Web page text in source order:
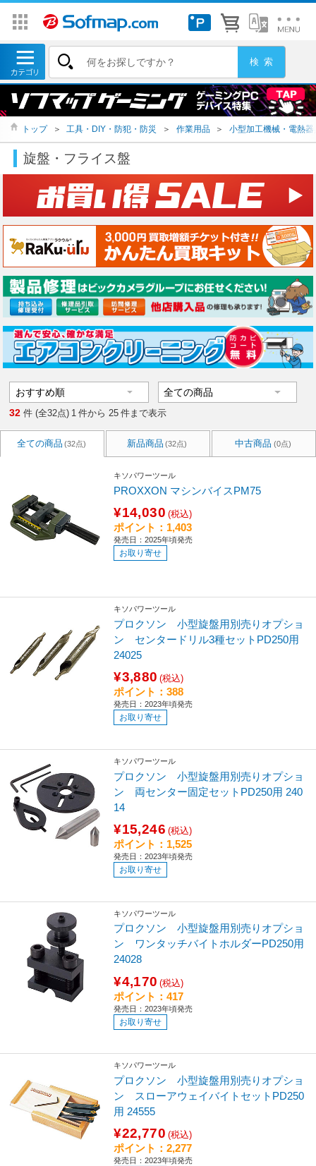
トップ ＞ 工具・DIY・防犯・防災 ＞ 作業用品 ＞ 小型加工機械・電熱器
旋盤・フライス盤
32 件 (全32点) 1 件から 25 件まで表示
全ての商品 (32点) 新品商品 (32点) 中古商品 (0点)
キソパワーツール
PROXXON マシンバイスPM75
¥14,030 (税込)
ポイント：1,403
発売日：2025年頃発売
お取り寄せ
キソパワーツール
プロクソン 小型旋盤用別売りオプショ
ン センタードリル3種セットPD250用
24025
¥3,880 (税込)
ポイント：388
発売日：2023年頃発売
お取り寄せ
キソパワーツール
プロクソン 小型旋盤用別売りオプショ
ン 両センター固定セットPD250用 240
14
¥15,246 (税込)
ポイント：1,525
発売日：2023年頃発売
お取り寄せ
キソパワーツール
プロクソン 小型旋盤用別売りオプショ
ン ワンタッチバイトホルダーPD250用
24028
¥4,170 (税込)
ポイント：417
発売日：2023年頃発売
お取り寄せ
キソパワーツール
プロクソン 小型旋盤用別売りオプショ
ン スローアウェイバイトセットPD250
用 24555
¥22,770 (税込)
ポイント：2,277
発売日：2023年頃発売